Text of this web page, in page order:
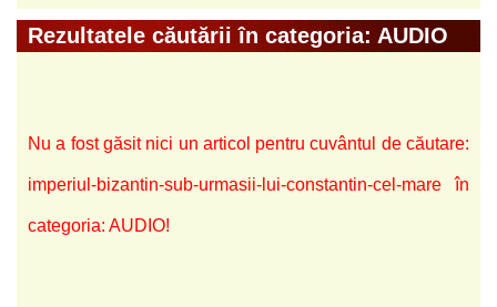
Rezultatele căutării în categoria: AUDIO
Nu a fost găsit nici un articol pentru cuvântul de căutare:
imperiul-bizantin-sub-urmasii-lui-constantin-cel-mare în
categoria: AUDIO!